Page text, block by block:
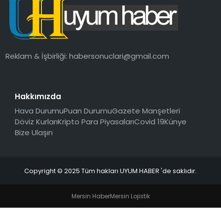
SAĞLIK
MAGAZIN
Reklam & İşbirliği:habersonuclari@gmail.com
Hakkımızda
Hava DurumuPuan DurumuGazete Manşetleri
Döviz KurlarıKripto Para PiyasalarıCovid 19Künye
Bize Ulaşın
Copyright © 2025 Tüm hakları UYUM HABER 'de saklıdır.
Mersin HaberMersin Lojistik